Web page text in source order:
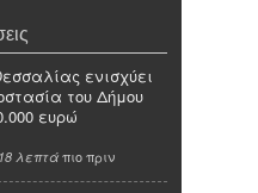
ενισχύει
του Δήμου
ευρώ
λεπτάπιο πριν